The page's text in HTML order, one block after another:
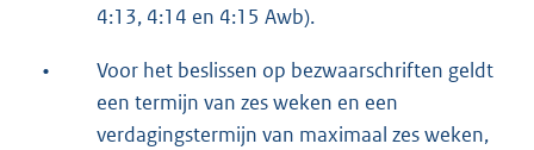
4:13, 4:14 en 4:15 Awb).
•
Voor het beslissen op bezwaarschriften geldt
een termijn van zes weken en een
verdagingstermijn van maximaal zes weken,